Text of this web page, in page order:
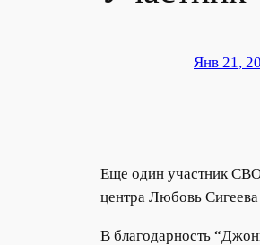
Янв 21,
Еще один участник СВО
центра Любовь
В благодарность